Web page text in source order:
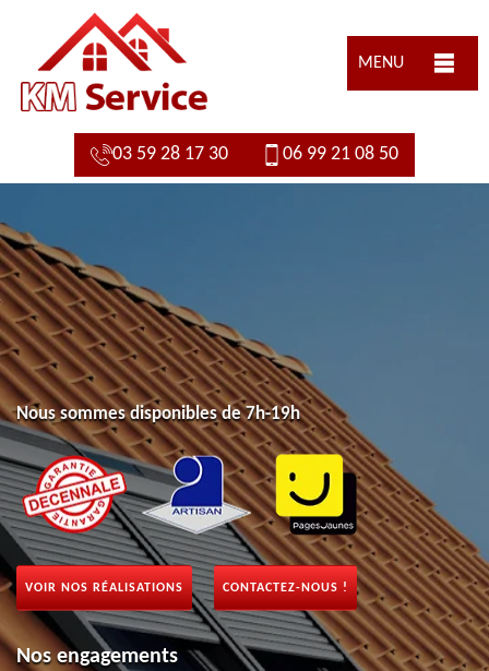
MENU
03 59 28 17 30 06 99 21 08 50
Nous sommes disponibles de 7h-19h
VOIR NOS RÉALISATIONS CONTACTEZ-NOUS !
Nos engagements